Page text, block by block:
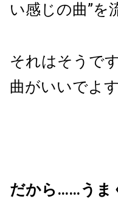
い感じの曲”を
それはそうで
曲がいいでよ
だから……うま